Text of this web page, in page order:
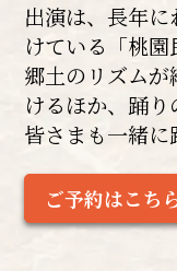
出演は、長年
けている「桃
郷土のリズム
けるほか、踊
皆さまも一緒に
ご予約はこち